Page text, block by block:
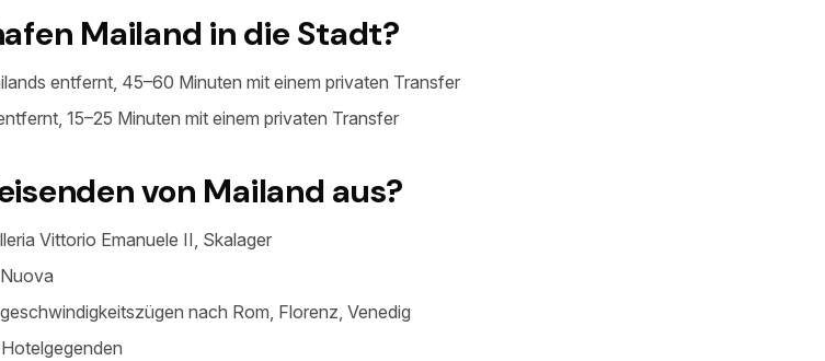
Mailand in die Stadt?
entfernt, 45–60 Minuten mit einem privaten Transfer
15–25 Minuten mit einem privaten Transfer
von Mailand aus?
Vittorio Emanuele II, Skalager
nach Rom, Florenz, Venedig